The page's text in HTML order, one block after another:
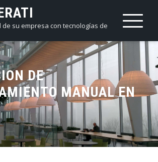
de su empresa con tecnologías de
DE
MANUAL EN